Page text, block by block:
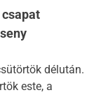
délután.
este, a